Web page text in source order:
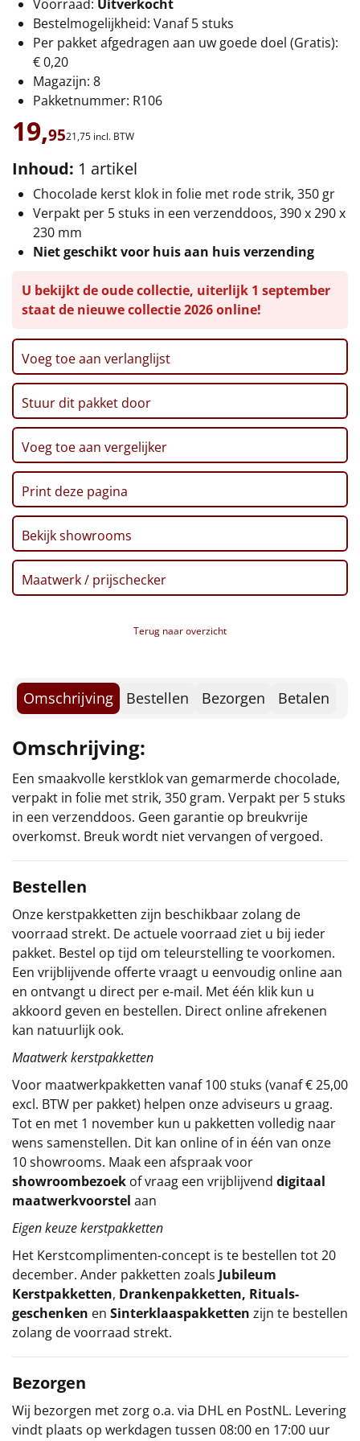
Leuke
Goedkope
Uniek
Alle thema's
Artikel
Hitster NIEUW
Pizzarette
Tas
Borrelplank
Warmtekussen
NIEUW
Slowcooker POPULAIR
Noodradio NIEUW
Deken (fleece plaid)
Alle artikelen
Overige
Doe het zelf
Sinterklaaspakketten
Particulier
Kerstgeschenken 2026
Relatiegeschenken
Per stuk
Alle overige
Voorraad: Uitverkocht
Bestelmogelijkheid: Vanaf 5 stuks
Per pakket afgedragen aan uw goede doel (Gratis):
€ 0,20
Magazijn: 8
Pakketnummer: R106
19,9521,75 incl. BTW
Inhoud: 1 artikel
Chocolade kerst klok in folie met rode strik, 350 gr
Verpakt per 5 stuks in een verzenddoos, 390 x 290 x
230 mm
Niet geschikt voor huis aan huis verzending
U bekijkt de oude collectie, uiterlijk 1 september
staat de nieuwe collectie 2026 online!
Voeg toe aan verlanglijst
Stuur dit pakket door
Voeg toe aan vergelijker
Print deze pagina
Bekijk showrooms
Maatwerk / prijschecker
Terug naar overzicht
Omschrijving Bestellen Bezorgen Betalen
Omschrijving:
Een smaakvolle kerstklok van gemarmerde chocolade,
verpakt in folie met strik, 350 gram. Verpakt per 5 stuks
in een verzenddoos. Geen garantie op breukvrije
overkomst. Breuk wordt niet vervangen of vergoed.
Bestellen
Onze kerstpakketten zijn beschikbaar zolang de
voorraad strekt. De actuele voorraad ziet u bij ieder
pakket. Bestel op tijd om teleurstelling te voorkomen.
Een vrijblijvende offerte vraagt u eenvoudig online aan
en ontvangt u direct per e-mail. Met één klik kun u
akkoord geven en bestellen. Direct online afrekenen
kan natuurlijk ook.
Maatwerk kerstpakketten
Voor maatwerkpakketten vanaf 100 stuks (vanaf € 25,00
excl. BTW per pakket) helpen onze adviseurs u graag.
Tot en met 1 november kun u pakketten volledig naar
wens samenstellen. Dit kan online of in één van onze
10 showrooms. Maak een afspraak voor
showroombezoek of vraag een vrijblijvend digitaal
maatwerkvoorstel aan
Eigen keuze kerstpakketten
Het Kerstcomplimenten-concept is te bestellen tot 20
december. Ander pakketten zoals Jubileum
Kerstpakketten, Drankenpakketten, Rituals-
geschenken en Sinterklaaspakketten zijn te bestellen
zolang de voorraad strekt.
Bezorgen
Wij bezorgen met zorg o.a. via DHL en PostNL. Levering
vindt plaats op werkdagen tussen 08:00 en 17:00 uur